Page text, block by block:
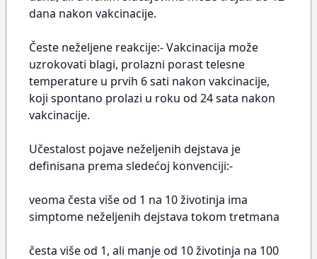
dana nakon vakcinacije.
Česte neželjene reakcije:- Vakcinacija može
uzrokovati blagi, prolazni porast telesne
temperature u prvih 6 sati nakon vakcinacije,
koji spontano prolazi u roku od 24 sata nakon
vakcinacije.
Učestalost pojave neželjenih dejstava je
definisana prema sledećoj konvenciji:-
veoma česta više od 1 na 10 životinja ima
simptome neželjenih dejstava tokom tretmana
česta više od 1, ali manje od 10 životinja na 100